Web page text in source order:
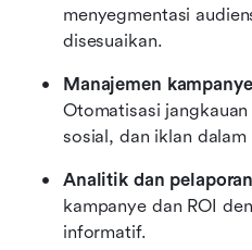
menyegmentasi
disesuaikan.
Manajemen
Otomatisasi
sosial, dan iklan
Analitik dan
kampanye dan ROI
informatif.